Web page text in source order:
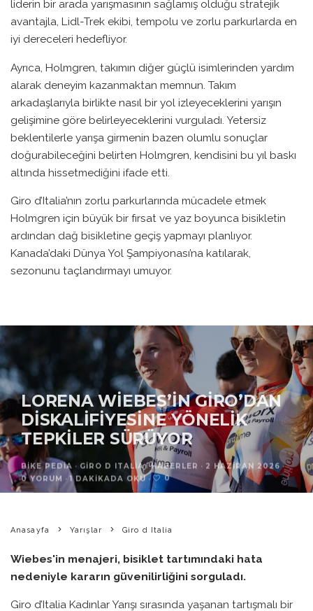
liderin bir arada yarışmasının sağlamış olduğu stratejik
avantajla, Lidl-Trek ekibi, tempolu ve zorlu parkurlarda en
iyi dereceleri hedefliyor.
Ayrıca, Holmgren, takımın diğer güçlü isimlerinden yardım
alarak deneyim kazanmaktan memnun. Takım
arkadaşlarıyla birlikte nasıl bir yol izleyeceklerini yarışın
gelişimine göre belirleyeceklerini vurguladı. Yetersiz
beklentilerle yarışa girmenin bazen olumlu sonuçlar
doğurabileceğini belirten Holmgren, kendisini bu yıl baskı
altında hissetmediğini ifade etti.
Giro d’Italia’nın zorlu parkurlarında mücadele etmek
Holmgren için büyük bir fırsat ve yaz boyunca bisikletin
ardından dağ bisikletine geçiş yapmayı planlıyor.
Kanada’daki Dünya Yol Şampiyonası’na katılarak,
sezonunu taçlandırmayı umuyor.
LORENA WIEBES’IN GIRO’DAN
DISKALIFIYESINE YÖNELIK
TEPKILER SÜRÜYOR
BIKE PEDIA GIRO D ITALIA HABERLER 2 HAZIRAN 2026 ·
0 YORUM
1 DAKIKADA OKU · 0
Anasayfa Yarışlar Giro d Italia
Wiebes'in menajeri, bisiklet tartımındaki hata
nedeniyle kararın güvenilirliğini sorguladı.
Giro d’Italia Kadınlar Yarışı sırasında yaşanan tartışmalı bir